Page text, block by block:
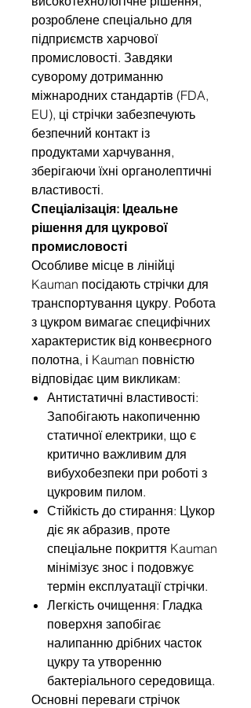
розроблене спеціально для
підприємств харчової
промисловості. Завдяки
суворому дотриманню
міжнародних стандартів (FDA,
EU), ці стрічки забезпечують
безпечний контакт із
продуктами харчування,
зберігаючи їхні органолептичні
властивості.
Спеціалізація: Ідеальне
рішення для цукрової
промисловості
Особливе місце в лінійці
Kauman посідають стрічки для
транспортування цукру. Робота
з цукром вимагає специфічних
характеристик від конвеєрного
полотна, і Kauman повністю
відповідає цим викликам:
Антистатичні властивості:
Запобігають накопиченню
статичної електрики, що є
критично важливим для
вибухобезпеки при роботі з
цукровим пилом.
Стійкість до стирання: Цукор
діє як абразив, проте
спеціальне покриття Kauman
мінімізує знос і подовжує
термін експлуатації стрічки.
Легкість очищення: Гладка
поверхня запобігає
налипанню дрібних часток
цукру та утворенню
бактеріального середовища.
Основні переваги стрічок